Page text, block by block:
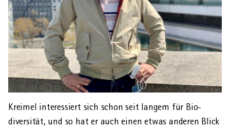
Kreimel interessiert sich schon seit langem für Bio­
diversität, und so hat er auch einen etwas anderen Blick